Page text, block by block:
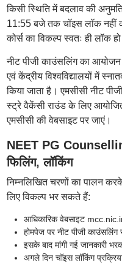
किसी स्थिति में बदलाव की
11:55 बजे तक चॉइस लॉक नहीं
कोर्स का विकल्प स्वतः ही लॉक हो
नीट पीजी काउंसलिंग का
एवं केंद्रीय विश्वविद्यालयों में
किया जाता है। एमसीसी नीट
स्ट्रे वैकेंसी राउंड के लिए
एमसीसी की वेबसाइट पर जाएं।
NEET PG
फिलिंग, लॉकिंग
निम्नलिखित चरणों का पालन
लिए विकल्प भर सकते हैं:
आधिकारिक वेबसाइट
होमपेज पर नीट पीजी
इसके बाद मांगी गई जानकारी
अगले दिन चॉइस लॉकिंग